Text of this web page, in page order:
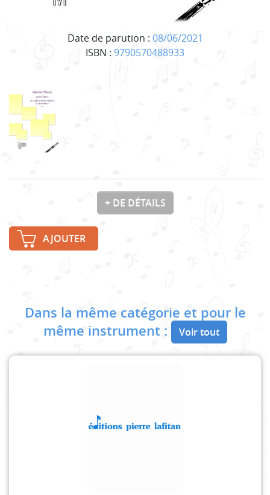
Date de parution : 08/06/2021
ISBN : 9790570488933
+ DE DÉTAILS
AJOUTER
Dans la même catégorie et pour le
même instrument :
Voir tout